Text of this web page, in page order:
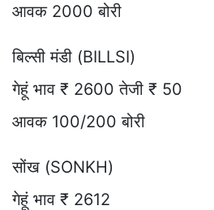
आवक 2000 बोरी
बिल्सी मंडी (BILLSI)
गेहूं भाव ₹ 2600 तेजी ₹ 50
आवक 100/200 बोरी
सोंख (SONKH)
गेहूं भाव ₹ 2612